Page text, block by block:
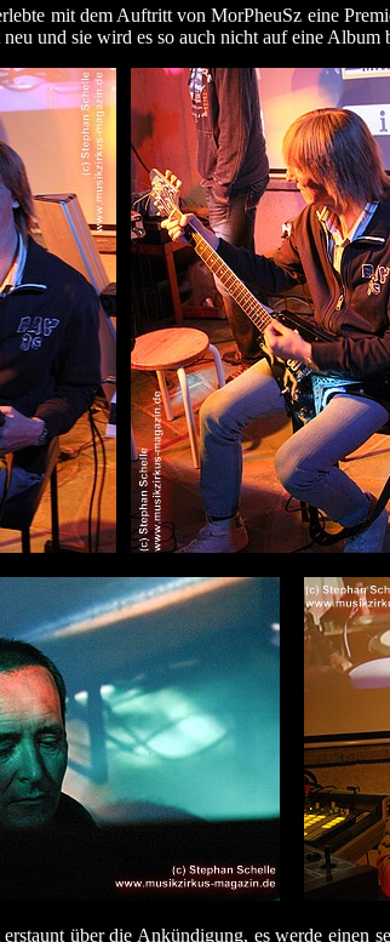
mit dem Auftritt von MorPheuSz eine
und sie wird es so auch nicht auf eine
über die Ankündigung, es werde einen